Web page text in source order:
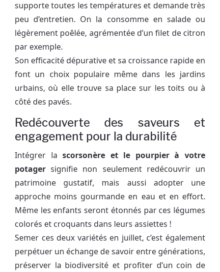
supporte toutes les températures et demande très
peu d’entretien. On la consomme en salade ou
légèrement poêlée, agrémentée d’un filet de citron
par exemple.
Son efficacité dépurative et sa croissance rapide en
font un choix populaire même dans les jardins
urbains, où elle trouve sa place sur les toits ou à
côté des pavés.
Redécouverte des saveurs et
engagement pour la durabilité
Intégrer lascorsonère et le pourpier à votre
potager signifie non seulement redécouvrir un
patrimoine gustatif, mais aussi adopter une
approche moins gourmande en eau et en effort.
Même les enfants seront étonnés par ces légumes
colorés et croquants dans leurs assiettes !
Semer ces deux variétés en juillet, c’est également
perpétuer un échange de savoir entre générations,
préserver la biodiversité et profiter d’un coin de